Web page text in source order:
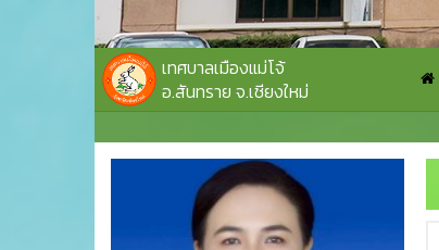
เทศบาลเมืองแม่โจ้
อ.สันทราย จ.เชียงใหม่